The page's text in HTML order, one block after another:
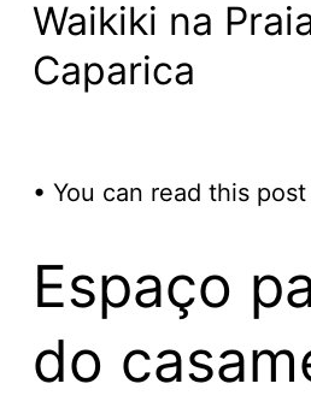
Waikiki na
Caparica
• You can read this
Espaço
do